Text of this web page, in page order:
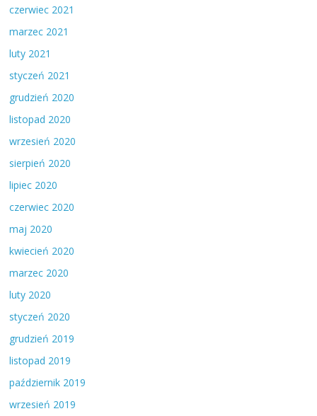
czerwiec 2021
marzec 2021
luty 2021
styczeń 2021
grudzień 2020
listopad 2020
wrzesień 2020
sierpień 2020
lipiec 2020
czerwiec 2020
maj 2020
kwiecień 2020
marzec 2020
luty 2020
styczeń 2020
grudzień 2019
listopad 2019
październik 2019
wrzesień 2019